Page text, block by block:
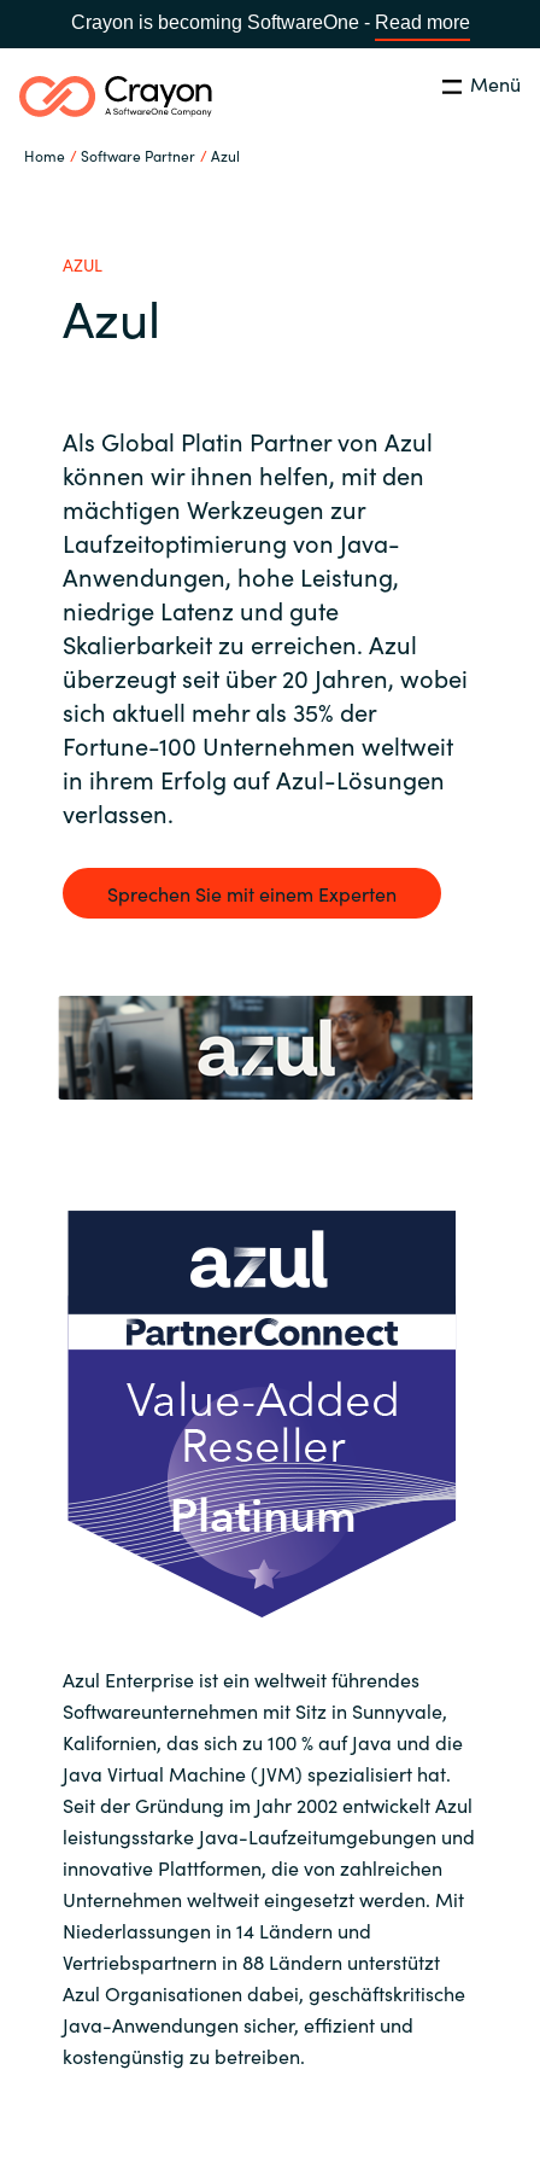
Crayon is becoming SoftwareOne - Read more
Menü
Home Software Partner Azul
Australia
Austria
Bulgaria
Czechia
Denmark
Estonia
Hungary
Iceland
Kingdom of Saudi Arabia
Kuwait
Lithuania
Malaysia
Middle East
Netherlands
Norway
Oman
Philippines
Poland
Portugal
Qatar
Romania
Suchen Schließen
Software Partner
Ressourcen
IT Campus - Customer Trainings
Über uns
Kontakt
Karriere
Channel Partner
AZUL
Azul
Als Global Platin Partner von Azul
können wir ihnen helfen, mit den
mächtigen Werkzeugen zur
Laufzeitoptimierung von Java-
Anwendungen, hohe Leistung,
niedrige Latenz und gute
Skalierbarkeit zu erreichen. Azul
überzeugt seit über 20 Jahren, wobei
sich aktuell mehr als 35% der
Fortune-100 Unternehmen weltweit
in ihrem Erfolg auf Azul-Lösungen
verlassen.
Sprechen Sie mit einem Experten
Azul Enterprise ist ein weltweit führendes
Softwareunternehmen mit Sitz in Sunnyvale,
Kalifornien, das sich zu 100 % auf Java und die
Java Virtual Machine (JVM) spezialisiert hat.
Seit der Gründung im Jahr 2002 entwickelt Azul
leistungsstarke Java-Laufzeitumgebungen und
innovative Plattformen, die von zahlreichen
Unternehmen weltweit eingesetzt werden. Mit
Niederlassungen in 14 Ländern und
Vertriebspartnern in 88 Ländern unterstützt
Azul Organisationen dabei, geschäftskritische
Java-Anwendungen sicher, effizient und
kostengünstig zu betreiben.